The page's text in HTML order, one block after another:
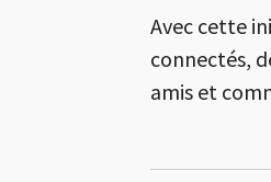
Avec cette
connectés,
amis et